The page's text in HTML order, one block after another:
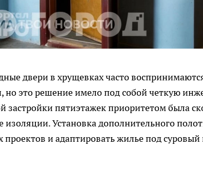
двери в хрущевках часто
но это решение имело под собой четкую
застройки пятиэтажек приоритетом была
изоляции. Установка дополнительного
проектов и адаптировать жилье под суровый